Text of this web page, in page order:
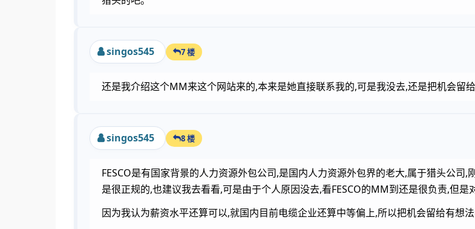
singos545 7 楼
还是我介绍这个MM来这个网站来的,本来是她直接联系我的,可是我没去,还是把机会留
singos545 8 楼
FESCO是有国家背景的人力资源外包公司,是国内人力资源外包界的老大,属于猎头公
是很正规的,也建议我去看看,可是由于个人原因没去,看FESCO的MM到还是很负责,但
因为我认为薪资水平还算可以,就国内目前电缆企业还算中等偏上,所以把机会留给有想